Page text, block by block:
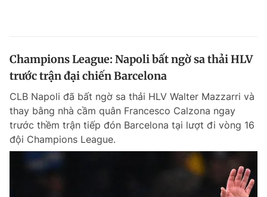
Champions League: Napoli bất ngờ sa thải HLV
trước trận đại chiến Barcelona
CLB Napoli đã bất ngờ sa thải HLV Walter Mazzarri và
thay bằng nhà cầm quân Francesco Calzona ngay
trước thềm trận tiếp đón Barcelona tại lượt đi vòng 16
đội Champions League.